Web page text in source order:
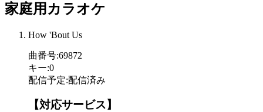
家庭用カラオケ
How 'Bout Us
曲番号:69872
キー:0
配信予定:配信済み
【対応サービス】